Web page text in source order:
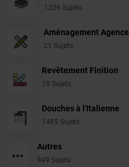
1206 Sujets
Aménagement
21 Sujets
Revêtement Finition
19 Sujets
Douches à l'Italienne
1485 Sujets
Autres
949 Sujets